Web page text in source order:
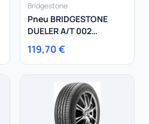
Bridgestone
Pneu BRIDGESTONE
DUELER A/T 002
195/80R15 96T
119,70 €